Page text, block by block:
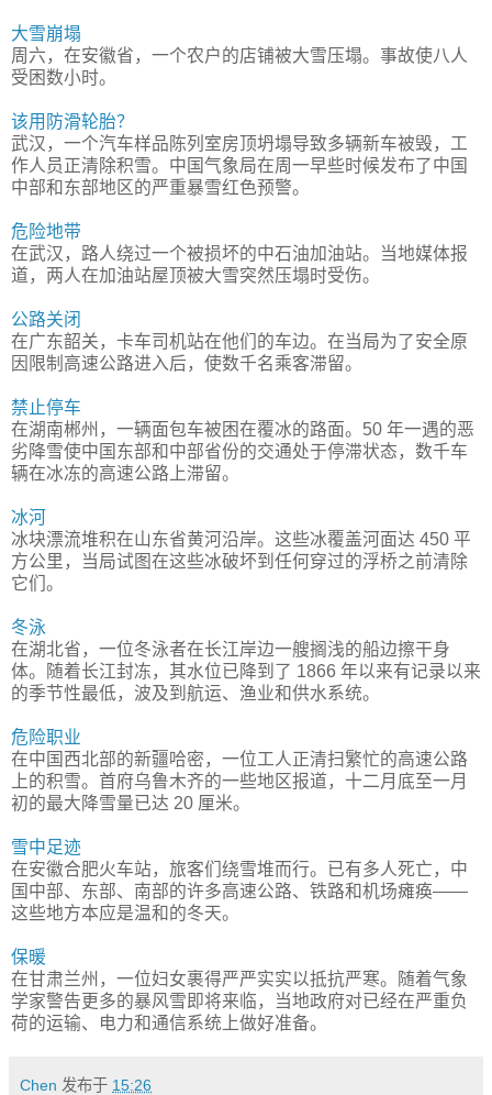
大雪崩塌
周六，在安徽省，一个农户的店铺被大雪压塌。事故使八人
受困数小时。
该用防滑轮胎？
武汉，一个汽车样品陈列室房顶坍塌导致多辆新车被毁，工
作人员正清除积雪。中国气象局在周一早些时候发布了中国
中部和东部地区的严重暴雪红色预警。
危险地带
在武汉，路人绕过一个被损坏的中石油加油站。当地媒体报
道，两人在加油站屋顶被大雪突然压塌时受伤。
公路关闭
在广东韶关，卡车司机站在他们的车边。在当局为了安全原
因限制高速公路进入后，使数千名乘客滞留。
禁止停车
在湖南郴州，一辆面包车被困在覆冰的路面。50 年一遇的恶
劣降雪使中国东部和中部省份的交通处于停滞状态，数千车
辆在冰冻的高速公路上滞留。
冰河
冰块漂流堆积在山东省黄河沿岸。这些冰覆盖河面达 450 平
方公里，当局试图在这些冰破坏到任何穿过的浮桥之前清除
它们。
冬泳
在湖北省，一位冬泳者在长江岸边一艘搁浅的船边擦干身
体。随着长江封冻，其水位已降到了 1866 年以来有记录以来
的季节性最低，波及到航运、渔业和供水系统。
危险职业
在中国西北部的新疆哈密，一位工人正清扫繁忙的高速公路
上的积雪。首府乌鲁木齐的一些地区报道，十二月底至一月
初的最大降雪量已达 20 厘米。
雪中足迹
在安徽合肥火车站，旅客们绕雪堆而行。已有多人死亡，中
国中部、东部、南部的许多高速公路、铁路和机场瘫痪——
这些地方本应是温和的冬天。
保暖
在甘肃兰州，一位妇女裹得严严实实以抵抗严寒。随着气象
学家警告更多的暴风雪即将来临，当地政府对已经在严重负
荷的运输、电力和通信系统上做好准备。
Chen 发布于 15:26